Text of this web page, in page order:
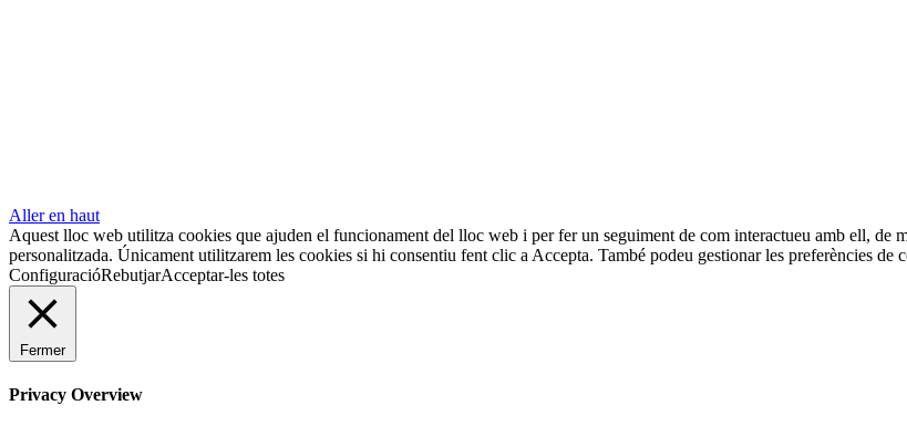
Aller en haut
Aquest lloc web utilitza cookies que ajuden el funcionament del lloc web i per fer un seguiment de com interactueu amb ell, de
personalitzada. Únicament utilitzarem les cookies si hi consentiu fent clic a Accepta. També podeu gestionar les preferències
ConfiguracióRebutjarAcceptar-les totes
Fermer
Privacy Overview